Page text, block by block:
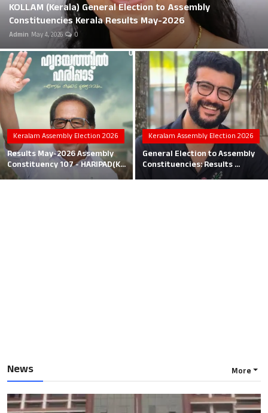
Education
Business
Local News
Earn Money
Tutorials
Malayalam
KOLLAM (Kerala) General Election to Assembly
Constituencies Kerala Results May-2026
Admin May 4, 2026 0
Keralam Assembly Election 2026
Results May-2026 Assembly
Constituency 107 - HARIPAD(K...
Keralam Assembly Election 2026
General Election to Assembly
Constituencies: Results ...
News More